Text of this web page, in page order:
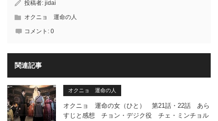
投稿者: jidai
オクニョ 運命の人
コメント: 0
関連記事
オクニョ 運命の人
オクニョ 運命の女（ひと） 第21話・22話 あら
すじと感想 チョン・デジク役 チェ・ミンチョル